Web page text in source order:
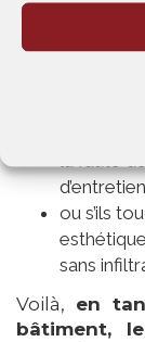
un tiers :
la faute
ou s’ils
sans
Voilà, en
bâtiment,